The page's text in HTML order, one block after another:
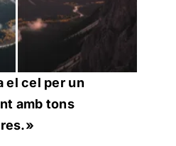
el cel per un
amb tons